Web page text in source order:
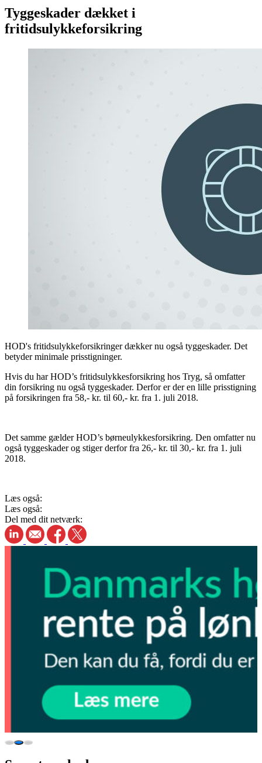
Tyggeskader dækket i
fritidsulykkeforsikring
HOD's fritidsulykkeforsikringer dækker nu også tyggeskader. Det
betyder minimale prisstigninger.
Hvis du har HOD’s fritidsulykkesforsikring hos Tryg, så omfatter
din forsikring nu også tyggeskader. Derfor er der en lille prisstigning
på forsikringen fra 58,- kr. til 60,- kr. fra 1. juli 2018.
Det samme gælder HOD’s børneulykkesforsikring. Den omfatter nu
også tyggeskader og stiger derfor fra 26,- kr. til 30,- kr. fra 1. juli
2018.
Læs også:
Læs også:
Del med dit netværk: